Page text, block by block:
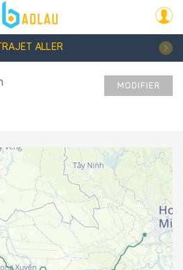
ALLER
MODIFIER